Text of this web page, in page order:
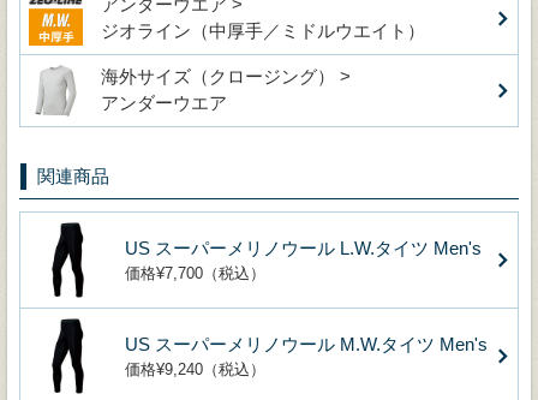
ジオライン（中厚手／ミドルウエイト）
海外サイズ（クロージング） >
アンダーウエア
関連商品
US スーパーメリノウール L.W.タイツ Men's
価格¥7,700（税込）
US スーパーメリノウール M.W.タイツ Men's
価格¥9,240（税込）